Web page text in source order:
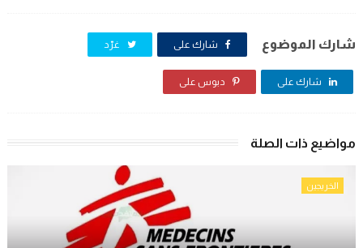
شارك الموضوع شارك على غرّد
شارك على دبوس على
مواضيع ذات الصلة
الخريجين